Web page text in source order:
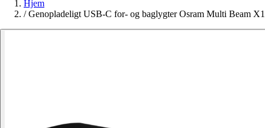
Hjem
/ Genopladeligt USB-C for- og baglygter Osram Multi Beam